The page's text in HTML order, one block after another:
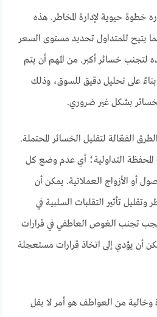
خطوة حيوية لإدارة المخاطر. هذه
يتيح للمتداول تحديد مستوى السعر
لتجنب خسائر أكبر. من المهم أن يتم
على تحليل دقيق للسوق، وذلك
بشكل غير ضروري.
الفعّالة لتقليل الخسائر المحتملة.
التداولية؛ أي عدم وضع كل
أو الأزواج العملاتية. يمكن أن
وتقليل تأثير التقلبات السلبية في
يجب تجنب الغوص العاطفي في قرارات
أن يؤدي إلى اتخاذ قرارات مستعجلة
من العواطف هو أمر لا يقل